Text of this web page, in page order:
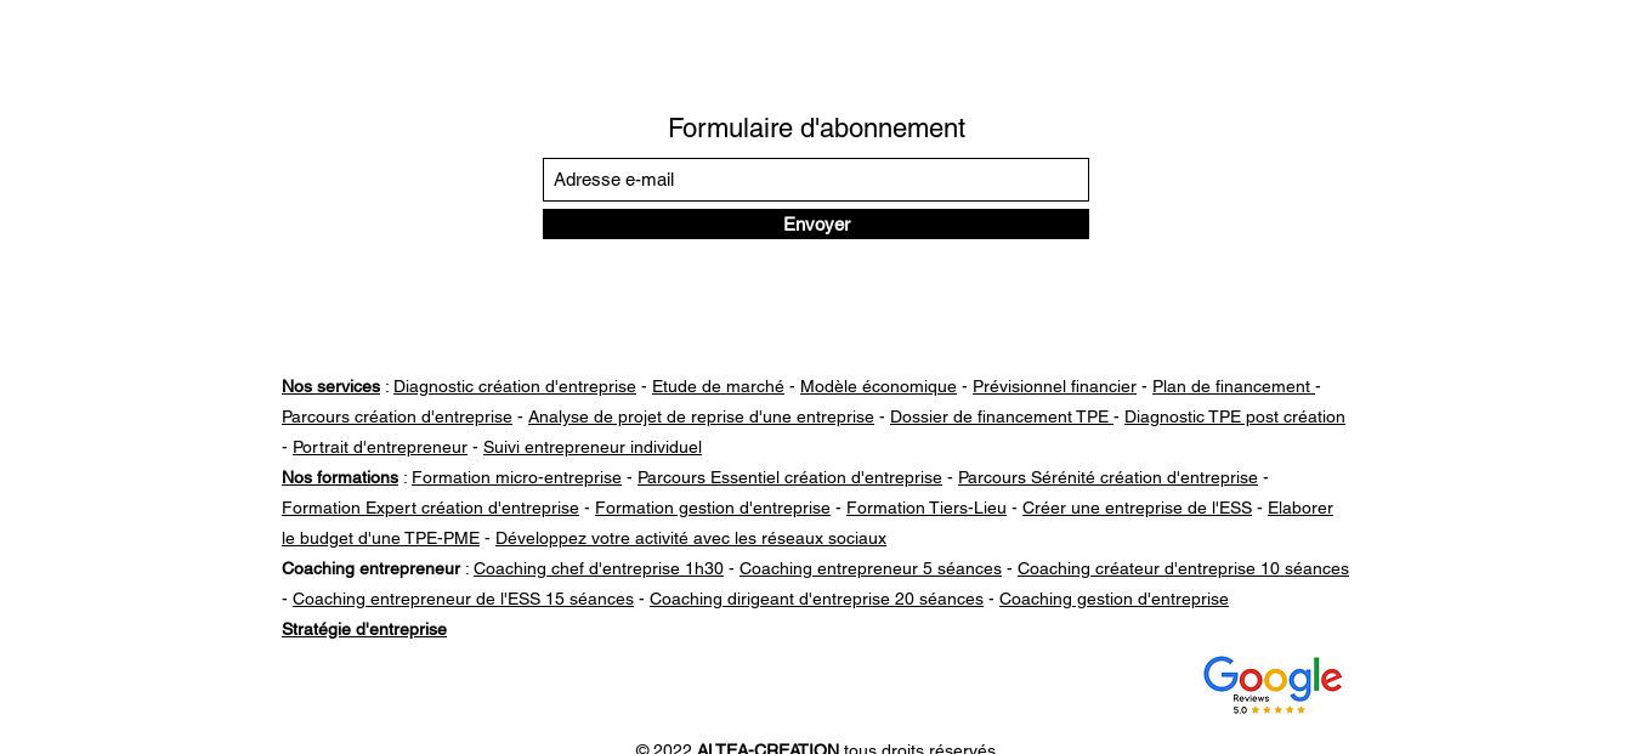
Formulaire d'abonnement
Envoyer
Nos services : Diagnostic création d'entreprise - Etude de marché - Modèle économique - Prévisionnel financier - Plan de financement -
Parcours création d'entreprise - Analyse de projet de reprise d'une entreprise - Dossier de financement TPE - Diagnostic TPE post création
- Portrait d'entrepreneur - Suivi entrepreneur individuel
Nos formations : Formation micro-entreprise - Parcours Essentiel création d'entreprise - Parcours Sérénité création d'entreprise -
Formation Expert création d'entreprise - Formation gestion d'entreprise - Formation Tiers-Lieu - Créer une entreprise de l'ESS - Elaborer
le budget d'une TPE-PME - Développez votre activité avec les réseaux sociaux
Coaching entrepreneur: Coaching chef d'entreprise 1h30 - Coaching entrepreneur 5 séances - Coaching créateur d'entreprise 10 séances
- Coaching entrepreneur de l'ESS 15 séances - Coaching dirigeant d'entreprise 20 séances - Coaching gestion d'entreprise
Stratégie d'entreprise